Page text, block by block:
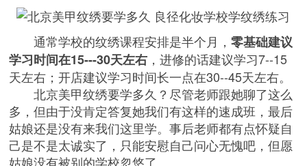
通常学校的纹绣课程安排是半个月，零基础建议
学习时间在15---30天左右 ，进修的话建议学习7--15
天左右；开店建议学习时间长一点在30--45天左右。
北京美甲纹绣要学多久？尽管老师跟她聊了这么
多，但由于没肯定答复她我们有这样的速成班，最后
姑娘还是没有来我们这里学。事后老师都有点怀疑自
己是不是太诚实了，只能安慰自己问心无愧吧，但愿
姑娘没有被别的学校忽悠了。